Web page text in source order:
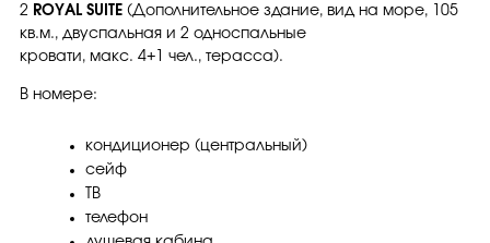
2 ROYAL SUITE (Дополнительное здание, вид на море, 105
кв.м., двуспальная и 2 односпальные
кровати, макс. 4+1 чел., терасса).
В номере:
кондиционер (центральный)
сейф
ТВ
телефон